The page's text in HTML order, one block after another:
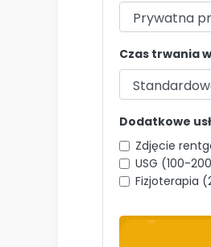
Czas trwania
Dodatkowe
Zdjęcie
USG (100-
Fizjoterapia